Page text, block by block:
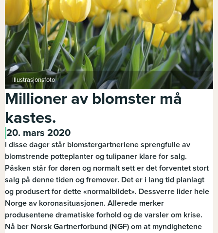
Illustrasjonsfoto
Millioner av blomster må
kastes.
20. mars 2020
I disse dager står blomstergartneriene sprengfulle av
blomstrende potteplanter og tulipaner klare for salg.
Påsken står for døren og normalt sett er det forventet stort
salg på denne tiden og fremover. Det er i lang tid planlagt
og produsert for dette «normalbildet». Dessverre lider hele
Norge av koronasituasjonen. Allerede merker
produsentene dramatiske forhold og de varsler om krise.
Nå ber Norsk Gartnerforbund (NGF) om at myndighetene